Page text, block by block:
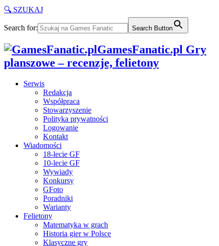
🔍 SZUKAJ
Search for: Search Button
GamesFanatic.pl Gry
planszowe – recenzje, felietony
Serwis
Redakcja
Współpraca
Stowarzyszenie
Polityka prywatności
Logowanie
Kontakt
Wiadomości
18-lecie GF
10-lecie GF
Wywiady
Konkursy
GFoto
Poradniki
Warianty
Felietony
Matematyka w grach
Historia gier w Polsce
Klasyczne gry